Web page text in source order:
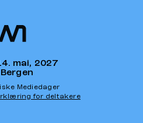
mai, 2027
Bergen
Mediedager
for deltakere